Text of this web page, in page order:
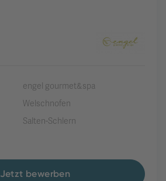
engel gourmet&spa
Welschnofen
Salten-Schlern
Jetzt bewerben